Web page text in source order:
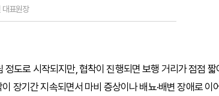
대표원장
도로 시작되지만, 협착이 진행되면 보행 거리가 점점
장기간 지속되면서 마비 증상이나 배뇨·배변 장애로 이